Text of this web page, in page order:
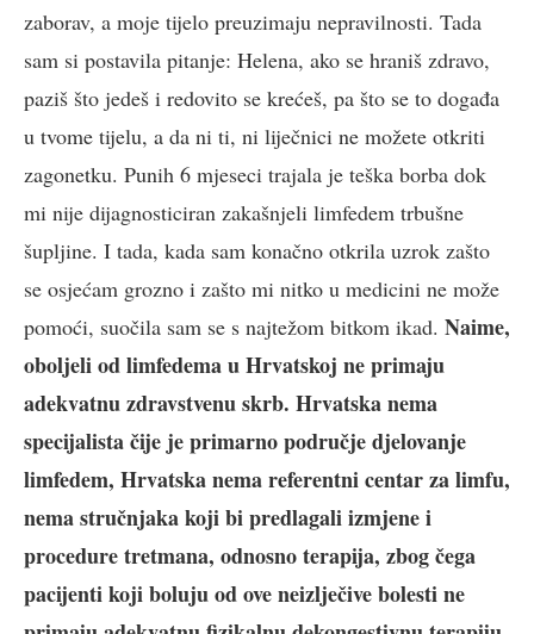
zaborav, a moje tijelo preuzimaju nepravilnosti. Tada
sam si postavila pitanje: Helena, ako se hraniš zdravo,
paziš što jedeš i redovito se krećeš, pa što se to događa
u tvome tijelu, a da ni ti, ni liječnici ne možete otkriti
zagonetku. Punih 6 mjeseci trajala je teška borba dok
mi nije dijagnosticiran zakašnjeli limfedem trbušne
šupljine. I tada, kada sam konačno otkrila uzrok zašto
se osjećam grozno i zašto mi nitko u medicini ne može
pomoći, suočila sam se s najtežom bitkom ikad. Naime,
oboljeli od limfedema u Hrvatskoj ne primaju
adekvatnu zdravstvenu skrb. Hrvatska nema
specijalista čije je primarno područje djelovanje
limfedem, Hrvatska nema referentni centar za limfu,
nema stručnjaka koji bi predlagali izmjene i
procedure tretmana, odnosno terapija, zbog čega
pacijenti koji boluju od ove neizlječive bolesti ne